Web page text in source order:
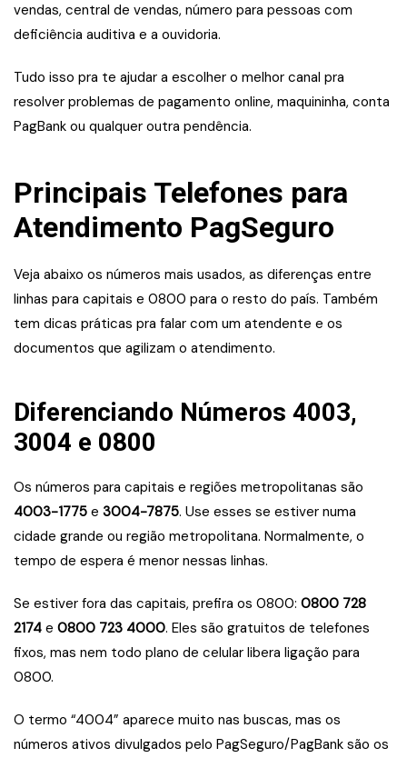
vendas, central de vendas, número para pessoas com
deficiência auditiva e a ouvidoria.
Tudo isso pra te ajudar a escolher o melhor canal pra
resolver problemas de pagamento online, maquininha, conta
PagBank ou qualquer outra pendência.
Principais Telefones para
Atendimento PagSeguro
Veja abaixo os números mais usados, as diferenças entre
linhas para capitais e 0800 para o resto do país. Também
tem dicas práticas pra falar com um atendente e os
documentos que agilizam o atendimento.
Diferenciando Números 4003,
3004 e 0800
Os números para capitais e regiões metropolitanas são
4003-1775 e 3004-7875. Use esses se estiver numa
cidade grande ou região metropolitana. Normalmente, o
tempo de espera é menor nessas linhas.
Se estiver fora das capitais, prefira os 0800: 0800 728
2174 e 0800 723 4000. Eles são gratuitos de telefones
fixos, mas nem todo plano de celular libera ligação para
0800.
O termo “4004” aparece muito nas buscas, mas os
números ativos divulgados pelo PagSeguro/PagBank são os